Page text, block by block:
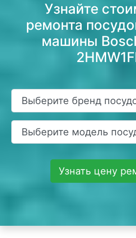
Узнайте
ремонта
машины
Узнать цену